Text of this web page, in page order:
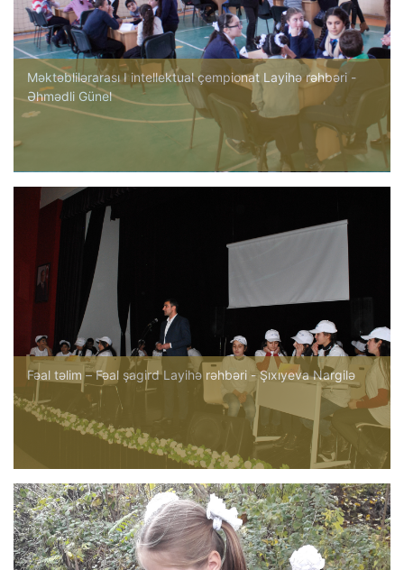
Məktəblilərarası I intellektual çempionat Layihə rəhbəri -
Əhmədli Günel
Fəal təlim – Fəal şagird Layihə rəhbəri - Şıxıyeva Nargilə